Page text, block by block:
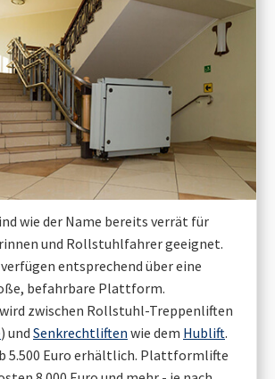
wie der Name bereits verrät für
und Rollstuhlfahrer geeignet.
entsprechend über eine
befahrbare Plattform.
zwischen Rollstuhl-Treppenliften
) und Senkrechtliften wie dem Hublift.
5.500 Euro erhältlich. Plattformlifte